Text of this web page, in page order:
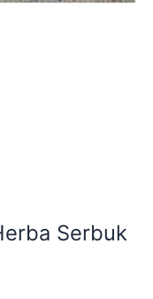
Serbuk